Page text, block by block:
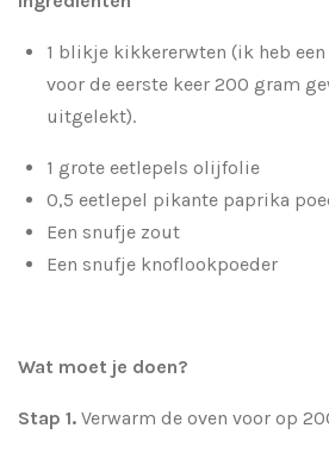
1 blikje kikkererwten (ik heb
voor de eerste keer 200 gram
uitgelekt).
1 grote eetlepels olijfolie
0,5 eetlepel pikante paprika
Een snufje zout
Een snufje knoflookpoeder
Wat moet je doen?
Stap 1. Verwarm de oven voor op